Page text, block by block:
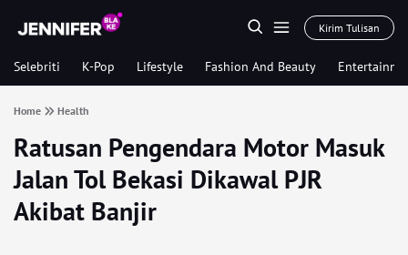
Kirim Tulisan
Selebriti K-Pop Lifestyle Fashion And Beauty
Home Health
Ratusan Pengendara Motor Masuk
Jalan Tol Bekasi Dikawal PJR
Akibat Banjir